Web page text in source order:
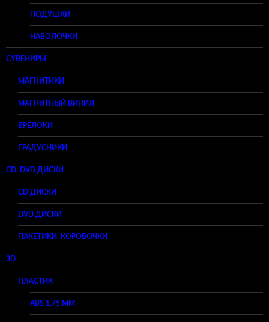
ПОДУШКИ
НАВОЛОЧКИ
СУВЕНИРЫ
МАГНИТИКИ
МАГНИТНЫЙ ВИНИЛ
БРЕЛОКИ
ГРАДУСНИКИ
CD, DVD ДИСКИ
CD ДИСКИ
DVD ДИСКИ
ПАКЕТИКИ, КОРОБОЧКИ
3D
ПЛАСТИК
ABS 1,75 ММ